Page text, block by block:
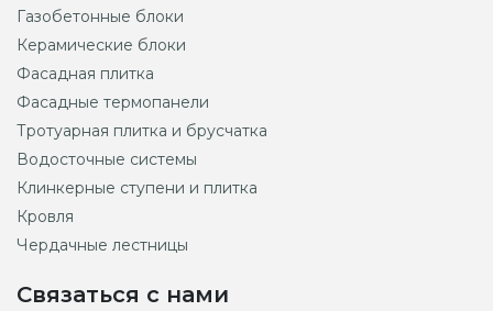
Газобетонные блоки
Керамические блоки
Фасадная плитка
Фасадные термопанели
Тротуарная плитка и брусчатка
Водосточные системы
Клинкерные ступени и плитка
Кровля
Чердачные лестницы
Связаться с нами